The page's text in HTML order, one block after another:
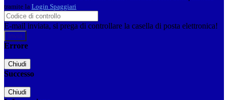
tramite la Login Spaggiari
E-mail inviata, si prega di controllare la casella di posta elettronica!
Errore
Chiudi
Successo
Chiudi